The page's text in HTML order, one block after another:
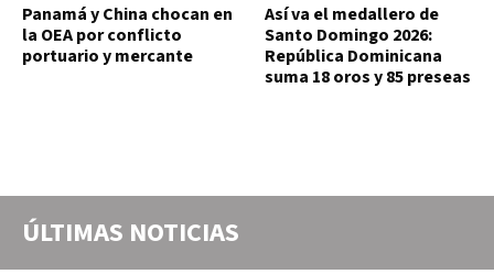
Panamá y China chocan en
la OEA por conflicto
portuario y mercante
Así va el medallero de
Santo Domingo 2026:
República Dominicana
suma 18 oros y 85 preseas
ÚLTIMAS NOTICIAS